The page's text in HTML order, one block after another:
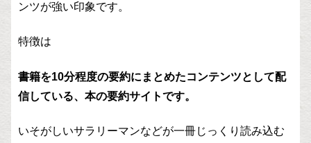
ンツが強い印象です。
特徴は
書籍を10分程度の要約にまとめたコンテンツとして配
信している、本の要約サイトです。
いそがしいサラリーマンなどが一冊じっくり読み込む